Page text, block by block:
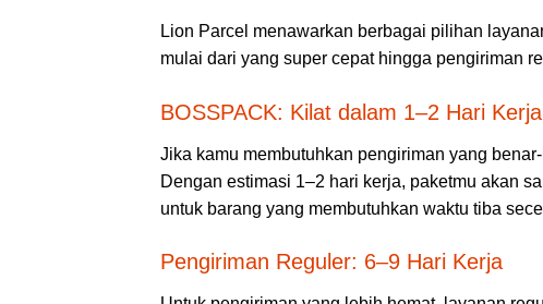
Lion Parcel menawarkan berbagai pilihan
mulai dari yang super cepat hingga pengiriman
BOSSPACK: Kilat dalam 1–2 Hari Kerja
Jika kamu membutuhkan pengiriman yang
Dengan estimasi 1–2 hari kerja, paketmu akan
untuk barang yang membutuhkan waktu tiba
Pengiriman Reguler: 6–9 Hari Kerja